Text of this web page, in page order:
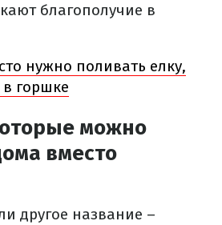
благополучие в
нужно поливать елку,
горшке
можно
вместо
другое название –